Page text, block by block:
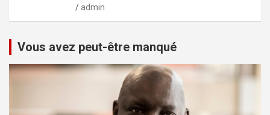
admin
Vous avez peut-être manqué